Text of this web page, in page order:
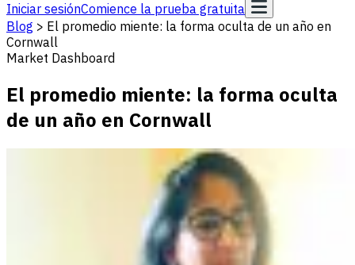
Iniciar sesiónComience la prueba gratuita
Blog > El promedio miente: la forma oculta de un año en
Cornwall
Market Dashboard
El promedio miente: la forma oculta
de un año en Cornwall